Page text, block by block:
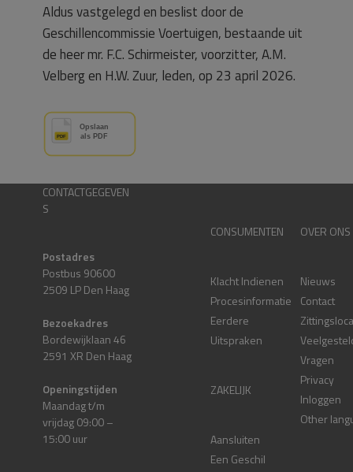
Aldus vastgelegd en beslist door de
Geschillencommissie Voertuigen, bestaande uit
de heer mr. F.C. Schirmeister, voorzitter, A.M.
Velberg en H.W. Zuur, leden, op 23 april 2026.
CONTACTGEGEVEN
S
Postadres
Postbus 90600
2509 LP Den Haag
Bezoekadres
Bordewijklaan 46
2591 XR Den Haag
Openingstijden
Maandag t/m
vrijdag 09:00 –
15:00 uur
CONSUMENTEN
Klacht Indienen
Procesinformatie
Eerdere
Uitspraken
ZAKELIJK
Aansluiten
Een Geschil
OVER ONS
Nieuws
Contact
Vragen
Privacy
Inloggen
Other